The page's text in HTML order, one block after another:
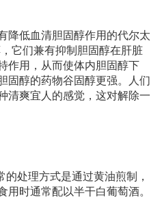
降低血清胆固醇作用的代尔太
它们兼有抑制胆固醇在肝脏
作用，从而使体内胆固醇下
固醇的药物谷固醇更强。人们
清爽宜人的感觉，这对解除一
处理方式是通过黄油煎制，
时通常配以半干白葡萄酒。